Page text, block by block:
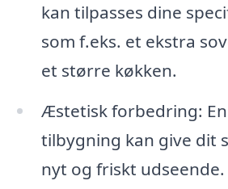
kan tilpasses dine
som f.eks. et ekstra
et større køkken.
Æstetisk forbedring:
tilbygning kan give dit
nyt og friskt udseende.